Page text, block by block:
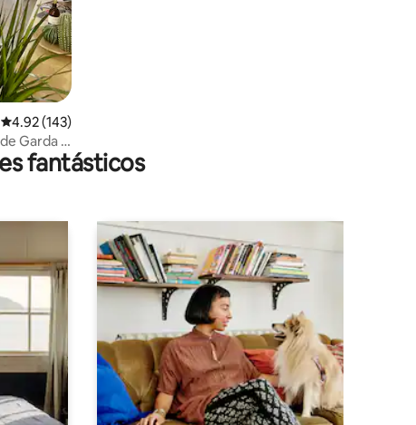
Calificación promedio: 4.92 de 5, 143 reseñas
4.92 (143)
Garda y
fantásticos